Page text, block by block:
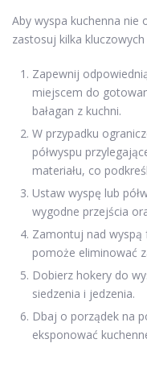
Aby wyspa kuchenna nie
zastosuj kilka kluczowych
Zapewnij
miejscem do
bałagan z kuchni.
W przypadku
półwyspu
materiału, co
Ustaw wyspę lub
wygodne przejścia
Zamontuj nad wyspą
pomoże eliminować
Dobierz hokery do
siedzenia i jedzenia.
Dbaj o porządek na
eksponować